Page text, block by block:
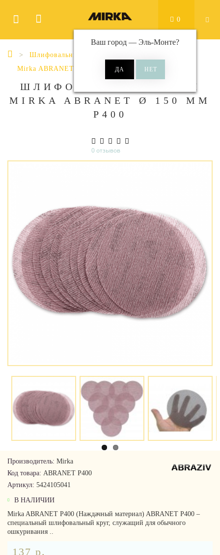
Ваш город — Эль-Монте?
0
Шлифовальные материалы
Mirka ABRANET
Abranet Ø 150 мм
ШЛИФОВАЛЬНЫЕ КРУГИ
MIRKA ABRANET Ø 150 ММ
P400
0 отзывов
Производитель: Mirka
Код товара: ABRANET P400
Артикул: 5424105041
В НАЛИЧИИ
Mirka ABRANET P400 (Наждачный материал) ABRANET P400 –
специальный шлифовальный круг, служащий для обычного
ошкуривания ..
137 р.